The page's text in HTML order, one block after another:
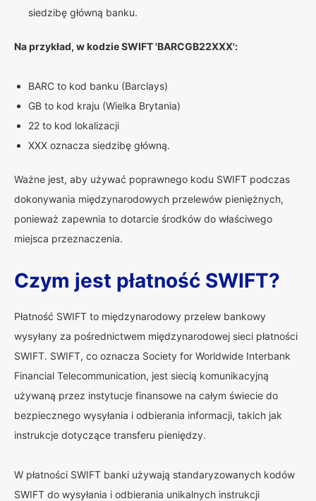
siedzibę główną banku.
Na przykład, w kodzie SWIFT 'BARCGB22XXX':
BARC to kod banku (Barclays)
GB to kod kraju (Wielka Brytania)
22 to kod lokalizacji
XXX oznacza siedzibę główną.
Ważne jest, aby używać poprawnego kodu SWIFT podczas
dokonywania międzynarodowych przelewów pieniężnych,
ponieważ zapewnia to dotarcie środków do właściwego
miejsca przeznaczenia.
Czym jest płatność SWIFT?
Płatność SWIFT to międzynarodowy przelew bankowy
wysyłany za pośrednictwem międzynarodowej sieci płatności
SWIFT. SWIFT, co oznacza Society for Worldwide Interbank
Financial Telecommunication, jest siecią komunikacyjną
używaną przez instytucje finansowe na całym świecie do
bezpiecznego wysyłania i odbierania informacji, takich jak
instrukcje dotyczące transferu pieniędzy.
W płatności SWIFT banki używają standaryzowanych kodów
SWIFT do wysyłania i odbierania unikalnych instrukcji